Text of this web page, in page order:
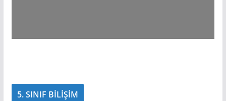
5. SINIF BİLİŞİM